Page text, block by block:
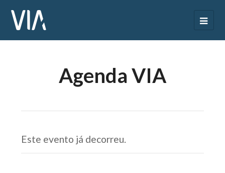
Agenda VIA
Este evento já decorreu.